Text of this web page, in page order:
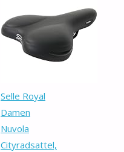
Selle Royal
Damen
Nuvola
Cityradsattel,